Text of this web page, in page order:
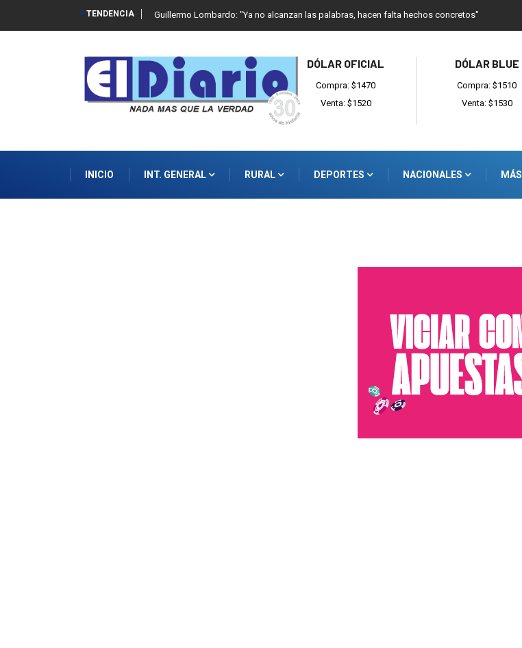
TENDENCIA
de abuso sexual infantil Guillermo Lombardo: "Ya no alcanzan las palabras, hacen falta hechos concretos"
DÓLAR OFICIAL
Compra: $1470
Venta: $1520
DÓLAR BLUE
Compra: $1510
Venta: $1530
INICIO INT. GENERAL RURAL DEPORTES NACIONALES MÁS